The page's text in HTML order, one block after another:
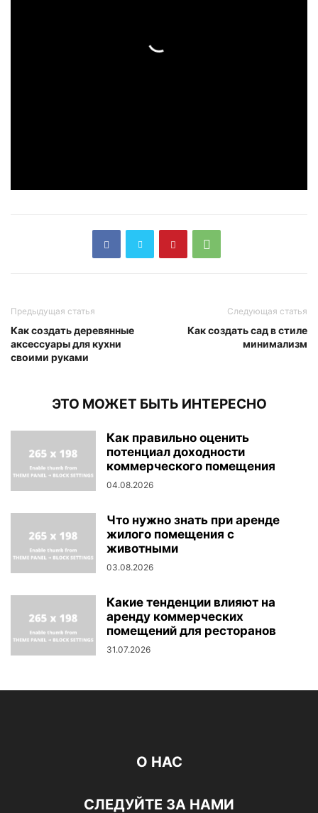
Предыдущая статья
Как создать деревянные
аксессуары для кухни
своими руками
Следующая статья
Как создать сад в стиле
минимализм
ЭТО МОЖЕТ БЫТЬ ИНТЕРЕСНО
Как правильно оценить
потенциал доходности
коммерческого помещения
04.08.2026
Что нужно знать при аренде
жилого помещения с
животными
03.08.2026
Какие тенденции влияют на
аренду коммерческих
помещений для ресторанов
31.07.2026
О НАС
СЛЕДУЙТЕ ЗА НАМИ